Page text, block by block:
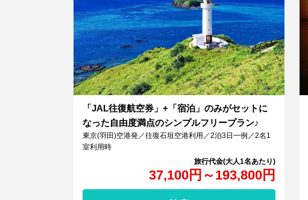
「JAL往復航空券」+「宿泊」のみがセットに
なった自由度満点のシンプルフリープラン♪
37,100円 ～193,800円
東京(羽田)空港発／往復石垣空港利用／2泊3日一例／2名1
室利用時